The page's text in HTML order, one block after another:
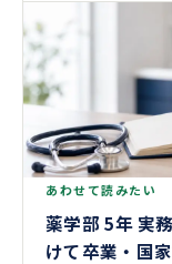
あわせて読みたい
薬学部 5年 実
けて卒業・国